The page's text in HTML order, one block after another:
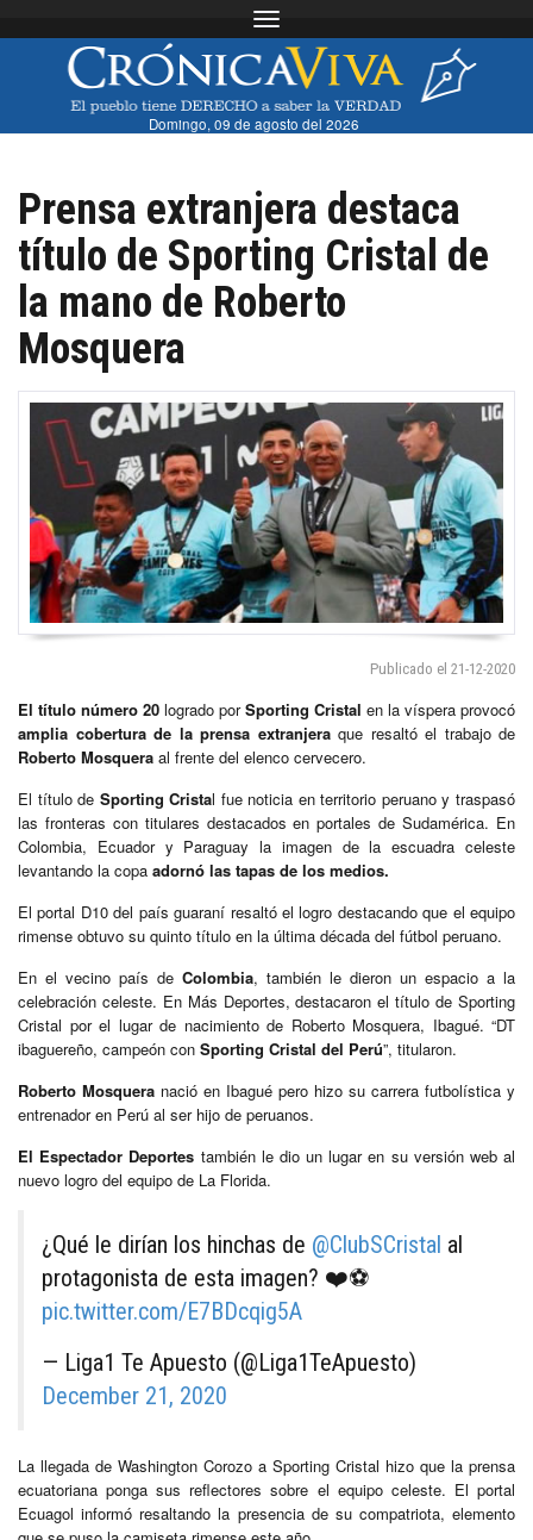
Toggle navigation
Domingo, 09 de agosto del 2026
Prensa extranjera destaca
título de Sporting Cristal de
la mano de Roberto
Mosquera
Publicado el 21-12-2020
El título número 20 logrado porSporting Cristal en la víspera provocó
amplia cobertura de la prensa extranjeraque resaltó el trabajo de
Roberto Mosquera al frente del elenco cervecero.
El título de Sporting Cristal fue noticia en territorio peruano y traspasó
las fronteras con titulares destacados en portales de Sudamérica. En
Colombia, Ecuador y Paraguay la imagen de la escuadra celeste
levantando la copa adornó las tapas de los medios.
El portal D10 del país guaraní resaltó el logro destacando que el equipo
rimense obtuvo su quinto título en la última década del fútbol peruano.
En el vecino país de Colombia, también le dieron un espacio a la
celebración celeste. En Más Deportes, destacaron el título de Sporting
Cristal por el lugar de nacimiento de Roberto Mosquera, Ibagué. “DT
ibaguereño, campeón con Sporting Cristal del Perú”, titularon.
Roberto Mosquera nació en Ibagué pero hizo su carrera futbolística y
entrenador en Perú al ser hijo de peruanos.
El Espectador Deportes también le dio un lugar en su versión web al
nuevo logro del equipo de La Florida.
¿Qué le dirían los hinchas de @ClubSCristal al
protagonista de esta imagen? ❤️⚽
pic.twitter.com/E7BDcqig5A
— Liga1 Te Apuesto (@Liga1TeApuesto)
December 21, 2020
La llegada de Washington Corozo a Sporting Cristal hizo que la prensa
ecuatoriana ponga sus reflectores sobre el equipo celeste. El portal
Ecuagol informó resaltando la presencia de su compatriota, elemento